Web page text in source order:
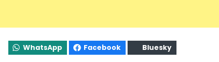
WhatsApp Facebook Bluesky